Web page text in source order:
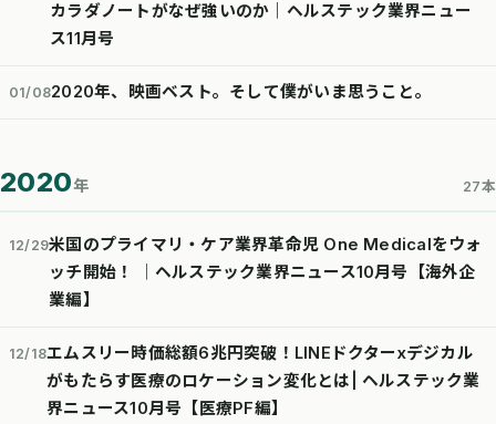
カラダノートがなぜ強いのか｜ヘルステック業界ニュー
ス11月号
01/082020年、映画ベスト。そして僕がいま思うこと。
2020年 27本
12/29米国のプライマリ・ケア業界革命児 One Medicalをウォ
ッチ開始！ │ヘルステック業界ニュース10月号【海外企
業編】
12/18エムスリー時価総額6兆円突破！LINEドクターxデジカル
がもたらす医療のロケーション変化とは| ヘルステック業
界ニュース10月号【医療PF編】